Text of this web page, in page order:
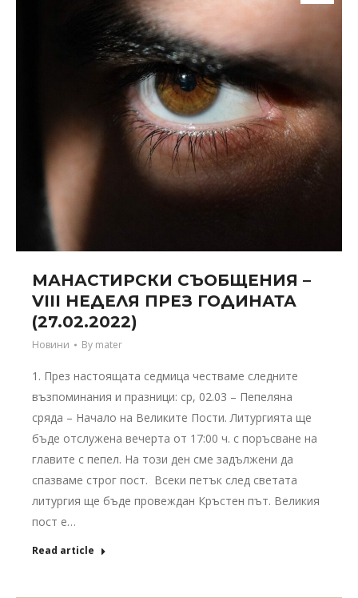
МАНАСТИРСКИ СЪОБЩЕНИЯ –
VIII НЕДЕЛЯ ПРЕЗ ГОДИНАТА
(27.02.2022)
Новини By mater
1. През настоящата седмица честваме следните
възпоминания и празници: ср, 02.03 – Пепеляна
сряда – Начало на Великите Пости. Литургията ще
бъде отслужена вечерта от 17:00 ч. с поръсване на
главите с пепел. На този ден сме задължени да
спазваме строг пост. Всеки петък след светата
литургия ще бъде провеждан Кръстен път. Великия
пост е…
Read article